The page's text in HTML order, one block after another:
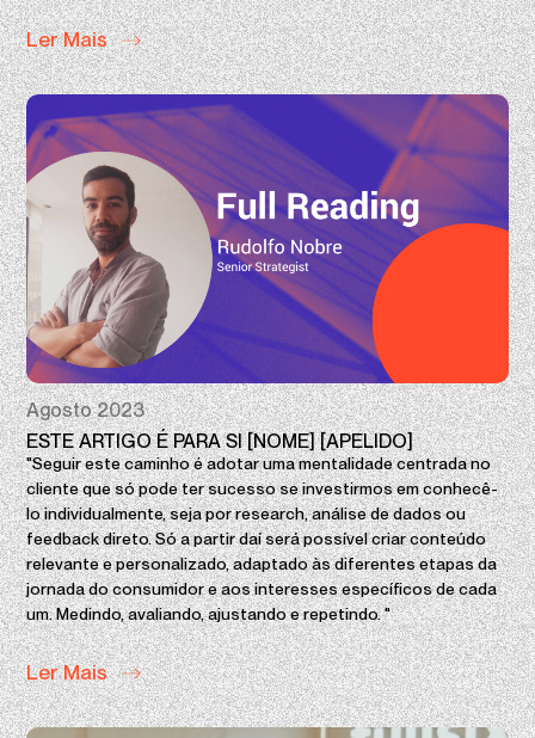
Ler Mais
Agosto 2023
ESTE ARTIGO É PARA SI [NOME] [APELIDO]
"Seguir este caminho é adotar uma mentalidade centrada no
cliente que só pode ter sucesso se investirmos em conhecê-
lo individualmente, seja por research, análise de dados ou
feedback direto. Só a partir daí será possível criar conteúdo
relevante e personalizado, adaptado às diferentes etapas da
jornada do consumidor e aos interesses específicos de cada
um. Medindo, avaliando, ajustando e repetindo. "
Ler Mais